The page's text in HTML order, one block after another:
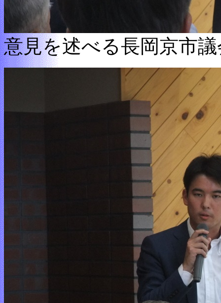
意見を述べる長岡京市